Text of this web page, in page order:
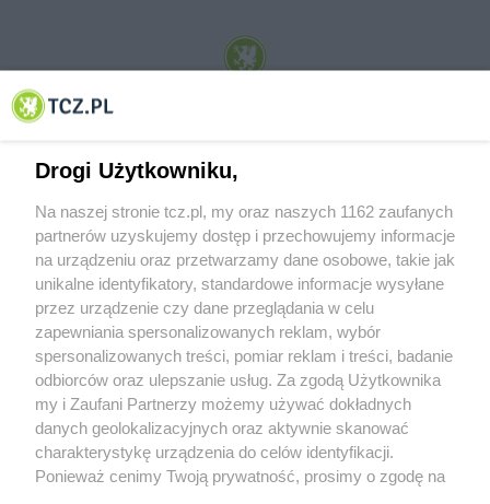
© 2001-2026 Tczew - TCZ.PL Sp. z o.o. Internetowy Serwis Informacyjny Miasta
O FIRMIE POLITYKA PRYWATNOŚCI HOSTING
REKLAMA WSPÓŁPRACA RSS FACEBOOK KONTAKT
Nasze serwisy
Aktualności
Tcz24
Muzyka i kultura
Archiwum wydarzeń
Drogi Użytkowniku,
Na naszej stronie tcz.pl, my oraz naszych 1162 zaufanych
partnerów uzyskujemy dostęp i przechowujemy informacje
na urządzeniu oraz przetwarzamy dane osobowe, takie jak
unikalne identyfikatory, standardowe informacje wysyłane
przez urządzenie czy dane przeglądania w celu
zapewniania spersonalizowanych reklam, wybór
spersonalizowanych treści, pomiar reklam i treści, badanie
odbiorców oraz ulepszanie usług. Za zgodą Użytkownika
my i Zaufani Partnerzy możemy używać dokładnych
danych geolokalizacyjnych oraz aktywnie skanować
charakterystykę urządzenia do celów identyfikacji.
Ponieważ cenimy Twoją prywatność, prosimy o zgodę na